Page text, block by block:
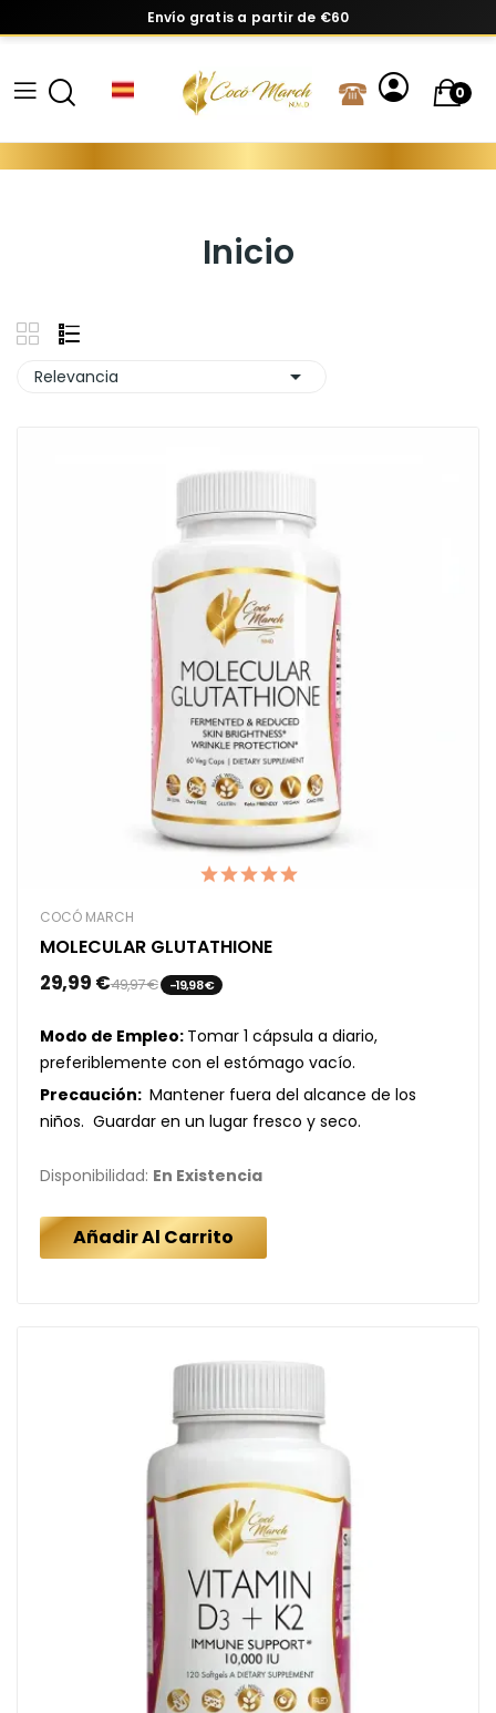
Envío gratis a partir de €60
0
Inicio
Relevancia 
COCÓ MARCH
MOLECULAR GLUTATHIONE
29,99 €49,97 € -19,98 €
Modo de Empleo: Tomar 1 cápsula a diario,
preferiblemente con el estómago vacío.
Precaución: Mantener fuera del alcance de los
niños. Guardar en un lugar fresco y seco.
Disponibilidad: En Existencia
Añadir Al Carrito